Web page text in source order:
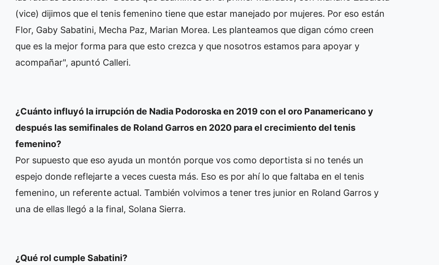
(vice) dijimos que el tenis femenino tiene que estar manejado por mujeres. Por eso están
Flor, Gaby Sabatini, Mecha Paz, Marian Morea. Les planteamos que digan cómo creen
que es la mejor forma para que esto crezca y que nosotros estamos para apoyar y
acompañar", apuntó Calleri.
¿Cuánto influyó la irrupción de Nadia Podoroska en 2019 con el oro Panamericano y
después las semifinales de Roland Garros en 2020 para el crecimiento del tenis
femenino?
Por supuesto que eso ayuda un montón porque vos como deportista si no tenés un
espejo donde reflejarte a veces cuesta más. Eso es por ahí lo que faltaba en el tenis
femenino, un referente actual. También volvimos a tener tres junior en Roland Garros y
una de ellas llegó a la final, Solana Sierra.
¿Qué rol cumple Sabatini?